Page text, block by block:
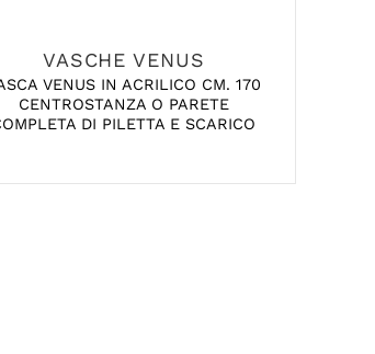
VASCHE VENUS
VENUS IN ACRILICO CM. 170
CENTROSTANZA O PARETE
DI PILETTA E SCARICO